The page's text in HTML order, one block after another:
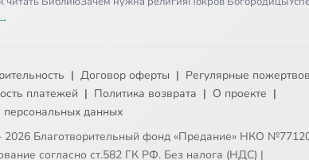
| Договор оферты | Регулярные
платежей | Политика возврата | О проекте |
персональных данных
Благотворительный фонд «Предание» НКО
согласно ст.582 ГК РФ. Без налога (НДС) |